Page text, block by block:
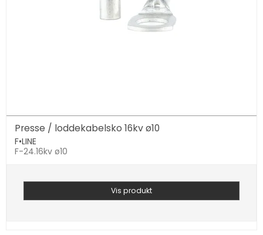
Presse / loddekabelsko 16kv ø10
F•LINE
F-24.16kv ø10
Vis produkt